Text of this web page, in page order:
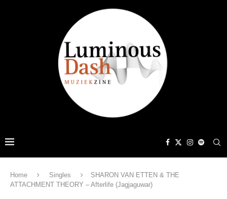
Home Singles
SHARON VAN ETTEN & THE
ATTACHMENT THEORY – Afterlife (Jagjaguwar)